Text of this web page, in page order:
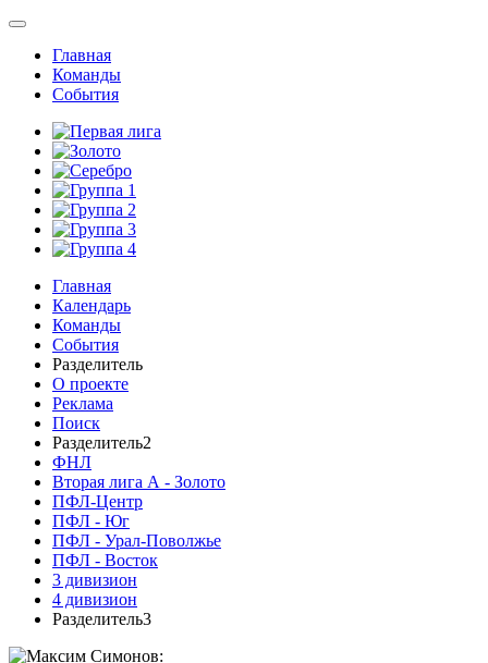
Главная
Команды
События
Главная
Календарь
Команды
События
Разделитель
О проекте
Реклама
Поиск
Разделитель2
ФНЛ
Вторая лига А - Золото
ПФЛ-Центр
ПФЛ - Юг
ПФЛ - Урал-Поволжье
ПФЛ - Восток
3 дивизион
4 дивизион
Разделитель3